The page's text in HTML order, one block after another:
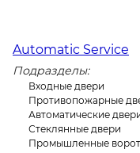
Automatic Service
Подразделы:
Входные двери
Противопожарные
Автоматические
Стеклянные двери
Промышленные